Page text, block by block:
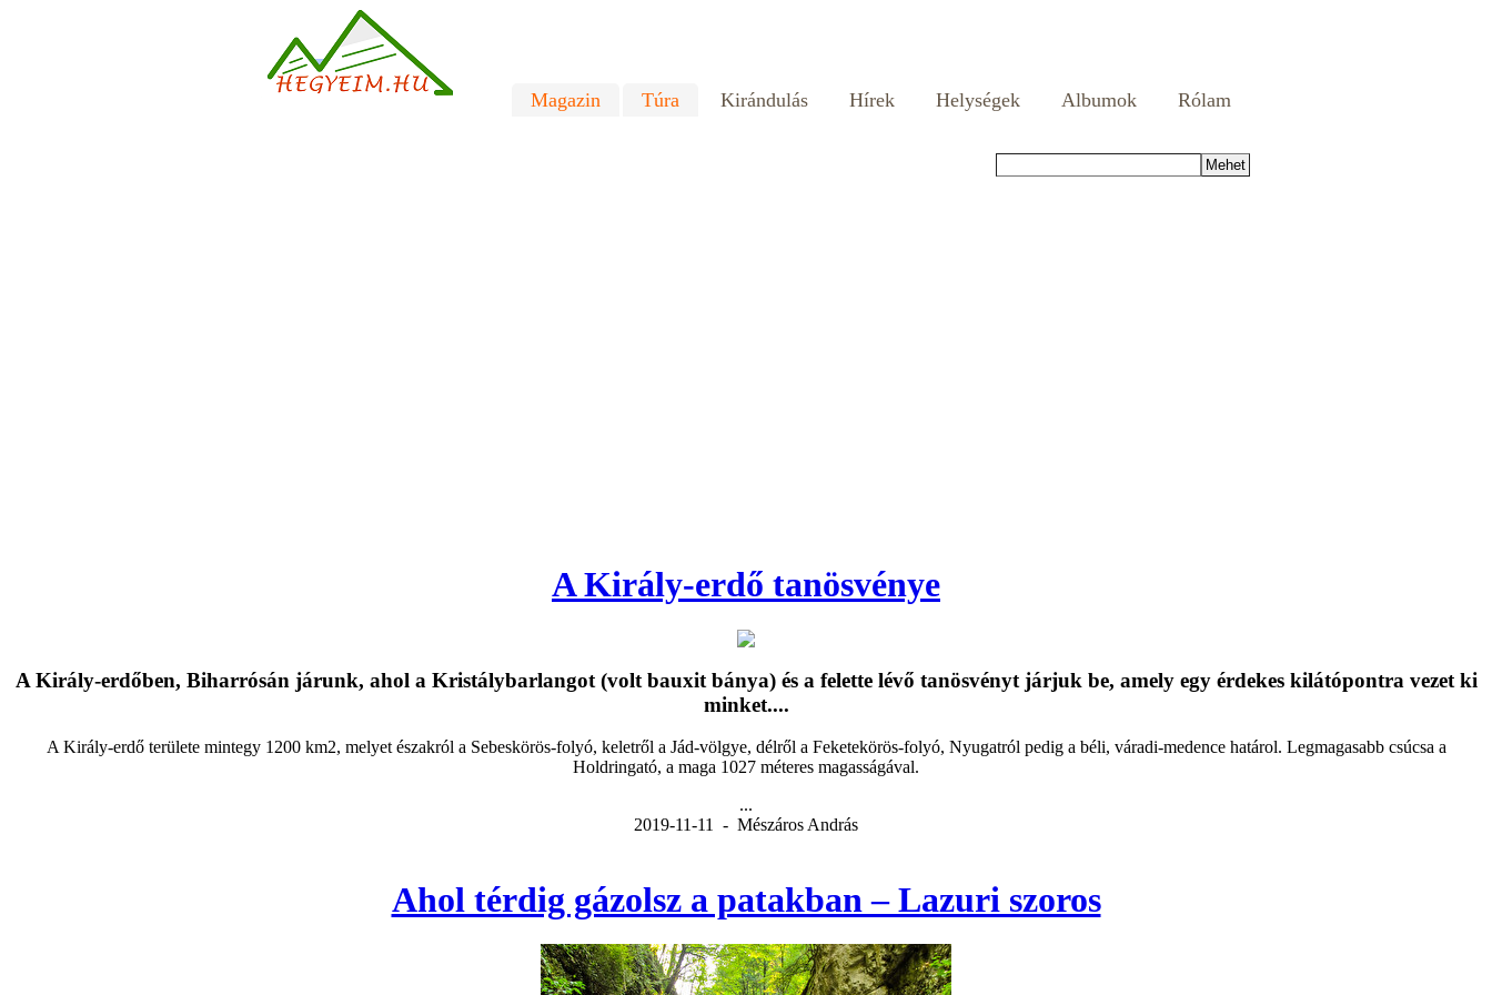
Magazin Túra Kirándulás Hírek Helységek Albumok Rólam
A Király-erdő tanösvénye
A Király-erdőben, Biharrósán járunk, ahol a Kristálybarlangot (volt bauxit bánya) és a felette lévő tanösvényt járjuk be, amely egy érdekes kilátópontra vezet ki
minket....
A Király-erdő területe mintegy 1200 km2, melyet északról a Sebeskörös-folyó, keletről a Jád-völgye, délről a Feketekörös-folyó, Nyugatról pedig a béli, váradi-medence határol. Legmagasabb csúcsa a
Holdringató, a maga 1027 méteres magasságával.
...
2019-11-11 - Mészáros András
Ahol térdig gázolsz a patakban – Lazuri szoros